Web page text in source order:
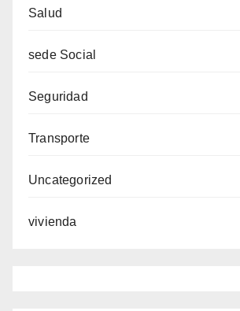
Salud
sede Social
Seguridad
Transporte
Uncategorized
vivienda